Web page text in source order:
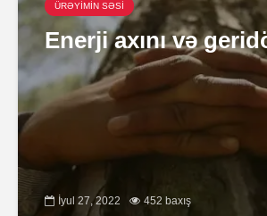
ÜRƏYİMİN SƏSİ
Enerji axını və
İyul 27, 2022 452 baxış